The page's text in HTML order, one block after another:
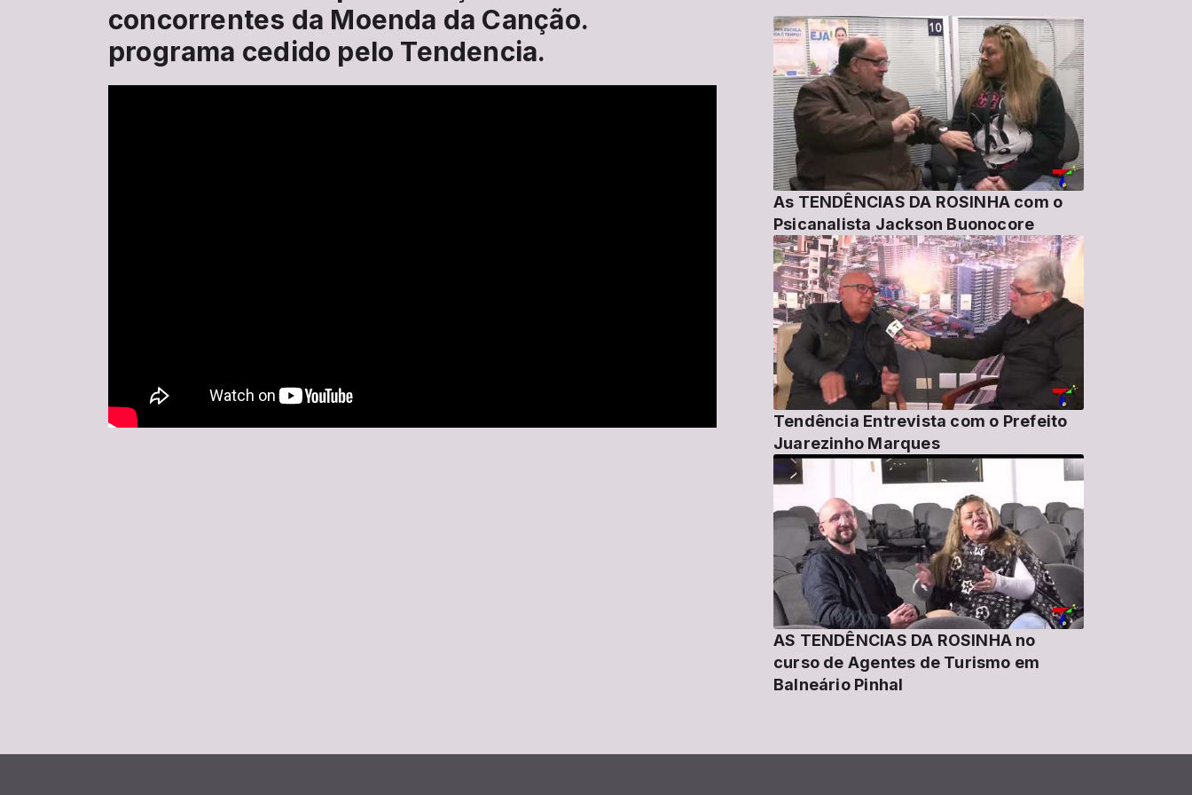
concorrentes da Moenda da Canção.
programa cedido pelo Tendencia.
As TENDÊNCIAS DA ROSINHA com o
Psicanalista Jackson Buonocore
Tendência Entrevista com o Prefeito
Juarezinho Marques
AS TENDÊNCIAS DA ROSINHA no
curso de Agentes de Turismo em
Balneário Pinhal